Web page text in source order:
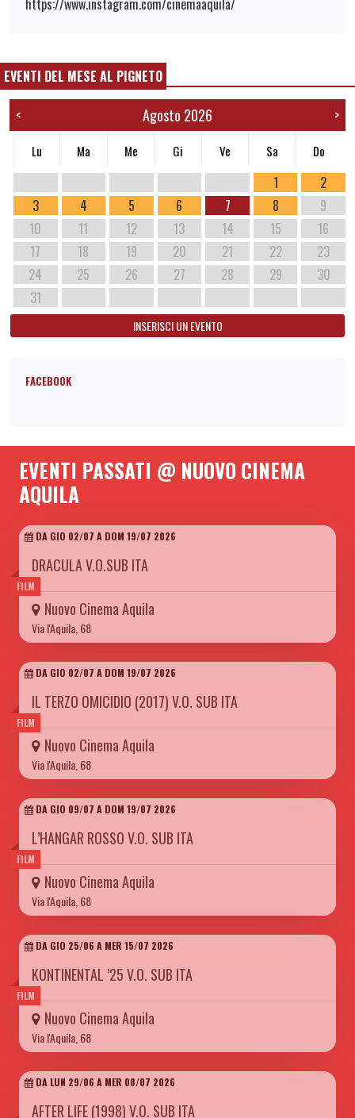
https://www.instagram.com/cinemaaquila/
EVENTI DEL MESE AL PIGNETO
< Agosto 2026 >
Lu Ma Me Gi Ve Sa Do
1
2
3
4 5 6 7 8
9
10
11 12 13 14 15
16
17
18 19 20 21 22
23
24
25 26 27 28 29
30
31
INSERISCI UN EVENTO
FACEBOOK
EVENTI PASSATI @ NUOVO CINEMA
AQUILA
FILM
DA GIO 02/07 A DOM 19/07 2026
DRACULA V.O.SUB ITA
Nuovo Cinema Aquila
Via l'Aquila, 68
FILM
DA GIO 02/07 A DOM 19/07 2026
IL TERZO OMICIDIO (2017) V.O. SUB ITA
Nuovo Cinema Aquila
Via l'Aquila, 68
FILM
DA GIO 09/07 A DOM 19/07 2026
L’HANGAR ROSSO V.O. SUB ITA
Nuovo Cinema Aquila
Via l'Aquila, 68
FILM
DA GIO 25/06 A MER 15/07 2026
KONTINENTAL ’25 V.O. SUB ITA
Nuovo Cinema Aquila
Via l'Aquila, 68
DA LUN 29/06 A MER 08/07 2026
AFTER LIFE (1998) V.O. SUB ITA